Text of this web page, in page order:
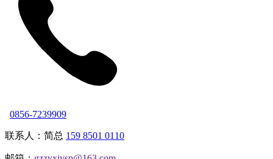
0856-7239909
联系人：简总 159 8501 0110